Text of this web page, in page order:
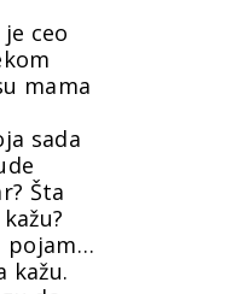
ceo
mama
sada
Šta
pojam…
kažu.